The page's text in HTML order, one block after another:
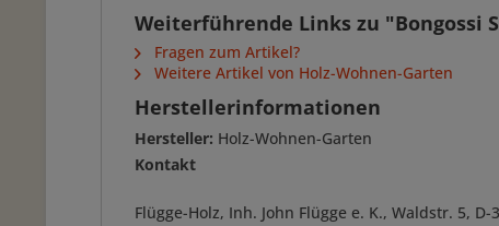
Weiterführende Links zu "Bongossi
Fragen zum Artikel?
Weitere Artikel von Holz-Wohnen-Garten
Herstellerinformationen
Hersteller: Holz-Wohnen-Garten
Kontakt
Flügge-Holz, Inh. John Flügge e. K., Waldstr. 5,